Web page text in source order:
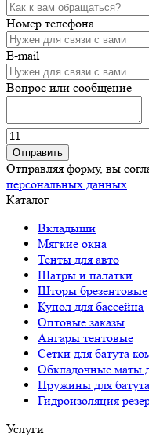
Номер телефона
E-mail
Вопрос или сообщение
Отправить
Отправляя форму, вы
персональных данных
Каталог
Вкладыши
Мягкие окна
Тенты для авто
Шатры и палатки
Шторы брезентовые
Купол для бассейна
Оптовые заказы
Ангары тентовые
Сетки для батута
Обкладочные маты
Пружины для батута
Гидроизоляция
Услуги